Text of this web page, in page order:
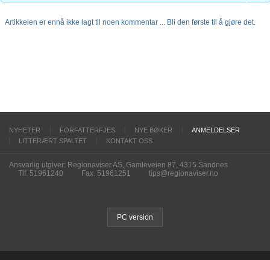
Artikkelen er ennå ikke lagt til noen kommentar ... Bli den første til å gjøre det.
NYHETER FORFATTERFJES NYE BØKER
ANMELDELSER
LITTERÆRT SPALTET
KONTAKT OSS
Ansvarlig utgiver: Regionaviser AS, Gamleveien 87, 4315 Sandnes
Tlf. 51961240
Fax. 51961251 tips@regionaviser.no
PC version